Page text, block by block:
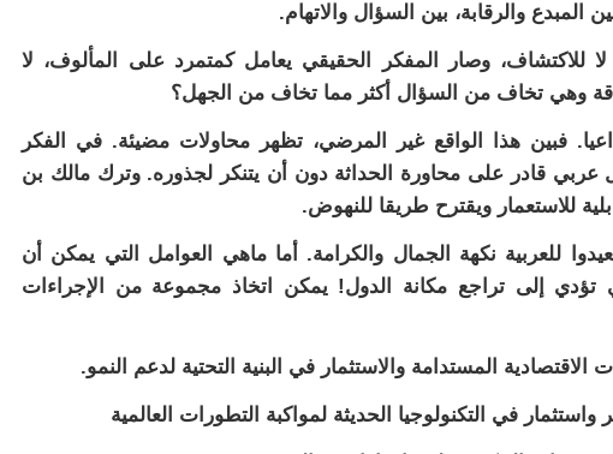
المبدع والرقابة، بين السؤال والاتهام.
لا للاكتشاف، وصار المفكر الحقيقي يعامل كمتمرد على المألوف، لا
وهي تخاف من السؤال أكثر مما تخاف من الجهل؟
فبين هذا الواقع غير المرضي، تظهر محاولات مضيئة. في الفكر
عربي قادر على محاورة الحداثة دون أن يتنكر لجذوره. وترك مالك بن
للاستعمار ويقترح طريقا للنهوض.
للعربية نكهة الجمال والكرامة. أما ماهي العوامل التي يمكن أن
تؤدي إلى تراجع مكانة الدول! يمكن اتخاذ مجموعة من الإجراءات